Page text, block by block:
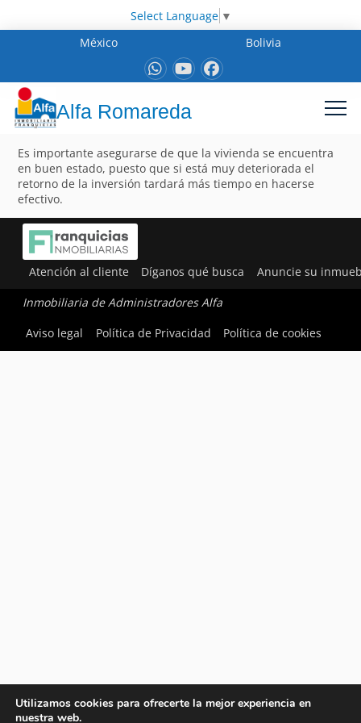
Select Language ▼
México
Bolivia
Alfa Romareda
Es importante asegurarse de que la vivienda se encuentra
en buen estado, puesto que si está muy deteriorada el
retorno de la inversión tardará más tiempo en hacerse
efectivo.
Atención al cliente Díganos qué busca Anuncie su
Inmobiliaria de Administradores Alfa
Aviso legal
Política de Privacidad Política de cookies
Utilizamos cookies para ofrecerte la mejor experiencia en
nuestra web.